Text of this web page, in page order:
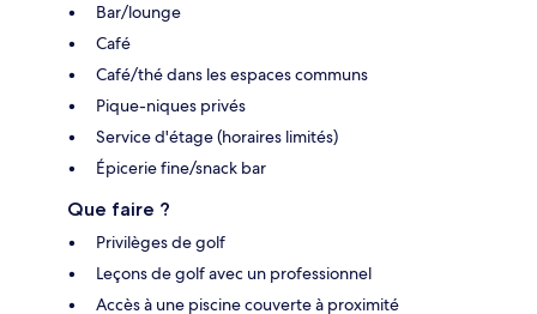
Bar/lounge
Café
Café/thé dans les espaces communs
Pique-niques privés
Service d'étage (horaires limités)
Épicerie fine/snack bar
Que faire ?
Privilèges de golf
Leçons de golf avec un professionnel
Accès à une piscine couverte à proximité